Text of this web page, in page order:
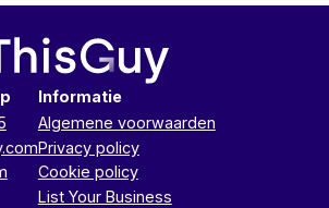
Informatie
Algemene voorwaarden
Privacy policy
Cookie policy
List Your Business